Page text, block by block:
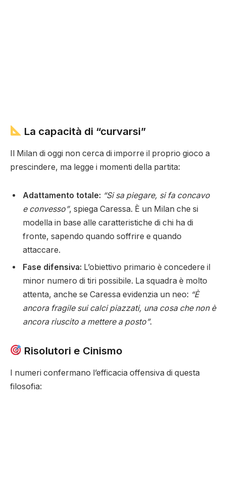
La capacità di “curvarsi”
Il Milan di oggi non cerca di imporre il proprio gioco a
prescindere, ma legge i momenti della partita:
Adattamento totale: “Si sa piegare, si fa concavo
e convesso”, spiega Caressa. È un Milan che si
modella in base alle caratteristiche di chi ha di
fronte, sapendo quando soffrire e quando
attaccare.
Fase difensiva: L’obiettivo primario è concedere il
minor numero di tiri possibile. La squadra è molto
attenta, anche se Caressa evidenzia un neo: “È
ancora fragile sui calci piazzati, una cosa che non è
ancora riuscito a mettere a posto”.
Risolutori e Cinismo
I numeri confermano l’efficacia offensiva di questa
filosofia: